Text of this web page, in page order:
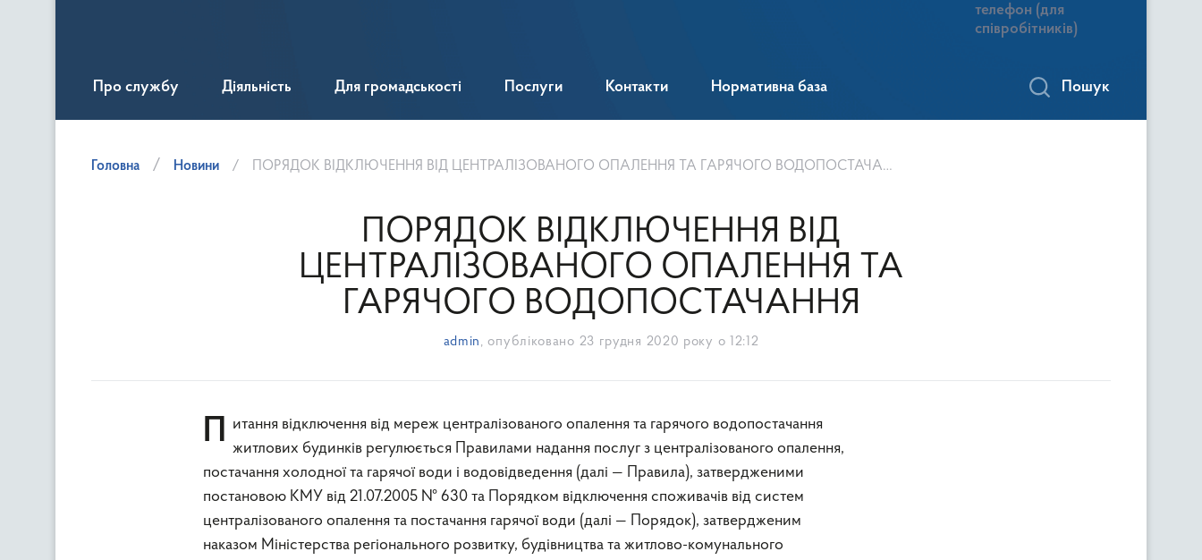
телефон (для
співробітників)
Про службу Діяльність Для громадськості Послуги Контакти Нормативна база Пошук
Головна Новини ПОРЯДОК ВІДКЛЮЧЕННЯ ВІД ЦЕНТРАЛІЗОВАНОГО ОПАЛЕННЯ ТА ГАРЯЧОГО ВОДОПОСТАЧАННЯ
ПОРЯДОК ВІДКЛЮЧЕННЯ ВІД
ЦЕНТРАЛІЗОВАНОГО ОПАЛЕННЯ ТА
ГАРЯЧОГО ВОДОПОСТАЧАННЯ
admin , опубліковано 23 грудня 2020 року о 12:12
Питання відключення від мереж централізованого опалення та гарячого водопостачання житлових будинків регулюється Правилами надання послуг з централізованого опалення,
постачання холодної та гарячої води і водовідведення (далі — Правила), затвердженими
постановою КМУ від 21.07.2005 № 630 та Порядком відключення споживачів від систем
централізованого опалення та постачання гарячої води (далі — Порядок), затвердженим
наказом Міністерства регіонального розвитку, будівництва та житлово-комунального